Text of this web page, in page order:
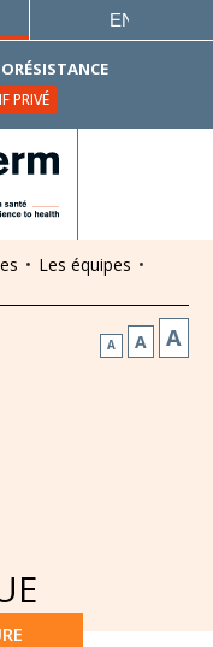
PRIVÉ
ENGLISH
• Les équipes •
A A A